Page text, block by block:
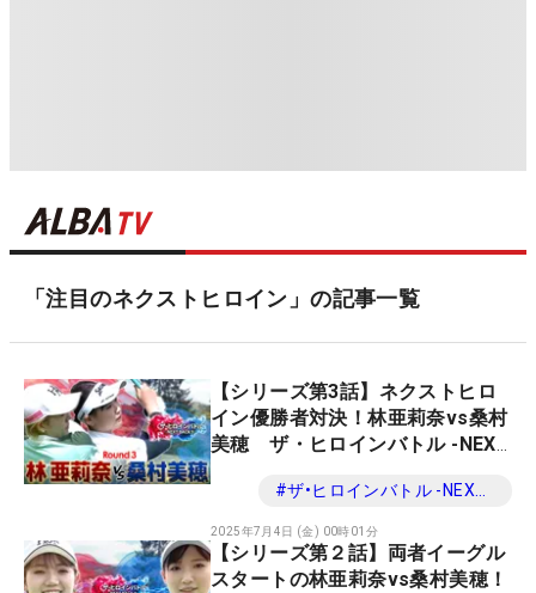
「注目のネクストヒロイン」の記事一覧
【シリーズ第3話】ネクストヒロ
イン優勝者対決！林亜莉奈vs桑村
美穂 ザ・ヒロインバトル -NEXT
#ザ•ヒロインバトル -NEXT BACK 9-
2025年7月4日 (金) 00時01分
【シリーズ第２話】両者イーグル
スタートの林亜莉奈vs桑村美穂！